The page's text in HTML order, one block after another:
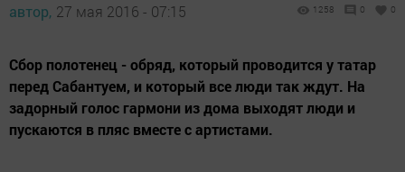
автор, 27 мая 2016 - 07:15 1258 0 0
Сбор полотенец - обряд, который проводится у татар
перед Сабантуем, и который все люди так ждут. На
задорный голос гармони из дома выходят люди и
пускаются в пляс вместе с артистами.